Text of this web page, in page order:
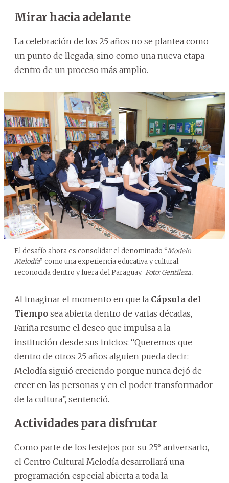
Mirar hacia adelante
La celebración de los 25 años no se plantea como
un punto de llegada, sino como una nueva etapa
dentro de un proceso más amplio.
El desafío ahora es consolidar el denominado “Modelo
Melodía” como una experiencia educativa y cultural
reconocida dentro y fuera del Paraguay. Foto: Gentileza.
Al imaginar el momento en que la Cápsula del
Tiempo sea abierta dentro de varias décadas,
Fariña resume el deseo que impulsa a la
institución desde sus inicios: “Queremos que
dentro de otros 25 años alguien pueda decir:
Melodía siguió creciendo porque nunca dejó de
creer en las personas y en el poder transformador
de la cultura”, sentenció.
Actividades para disfrutar
Como parte de los festejos por su 25° aniversario,
el Centro Cultural Melodía desarrollará una
programación especial abierta a toda la